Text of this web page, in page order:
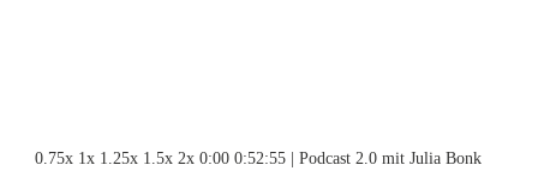
0.75x 1x 1.25x 1.5x 2x 0:00 0:52:55 | Podcast 2.0 mit Julia Bonk